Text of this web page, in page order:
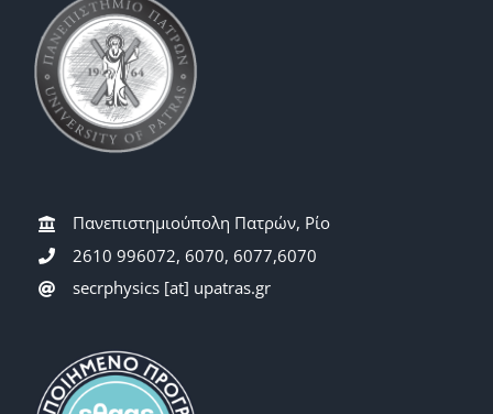
Πανεπιστημιούπολη Πατρών, Ρίο
2610 996072, 6070, 6077,6070
secrphysics [at] upatras.gr